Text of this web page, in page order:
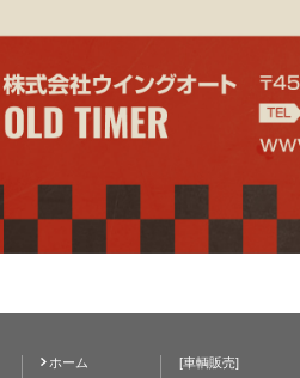
ホーム
[車輌販売]